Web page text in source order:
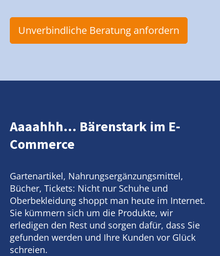
Unverbindliche Beratung anfordern
Aaaahhh... Bärenstark im E-
Commerce
Gartenartikel, Nahrungsergänzungsmittel,
Bücher, Tickets: Nicht nur Schuhe und
Oberbekleidung shoppt man heute im Internet.
Sie kümmern sich um die Produkte, wir
erledigen den Rest und sorgen dafür, dass Sie
gefunden werden und Ihre Kunden vor Glück
schreien.